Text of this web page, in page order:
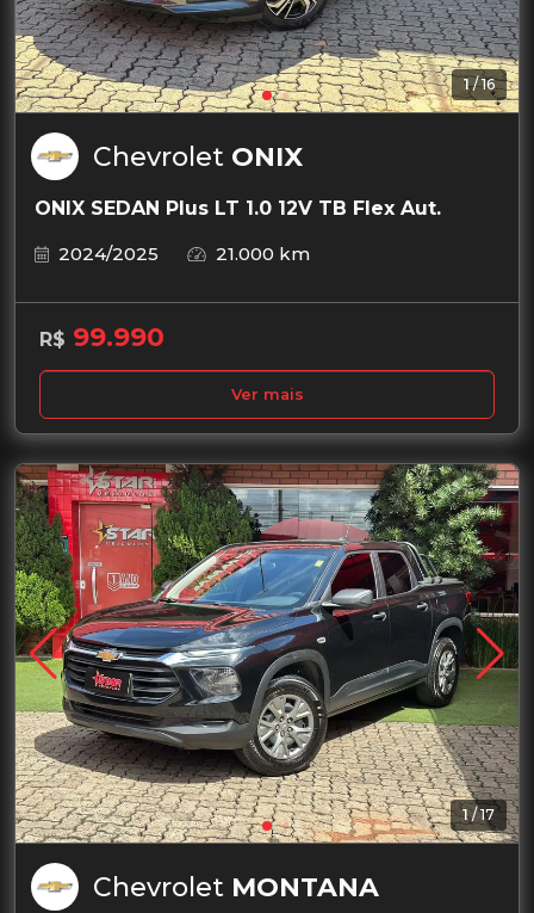
1/16
Chevrolet ONIX
ONIX SEDAN Plus LT 1.0 12V TB Flex Aut.
2024/2025
21.000 km
R$ 99.990
Ver mais
1/17
Garantia de 1 ano
Chevrolet MONTANA